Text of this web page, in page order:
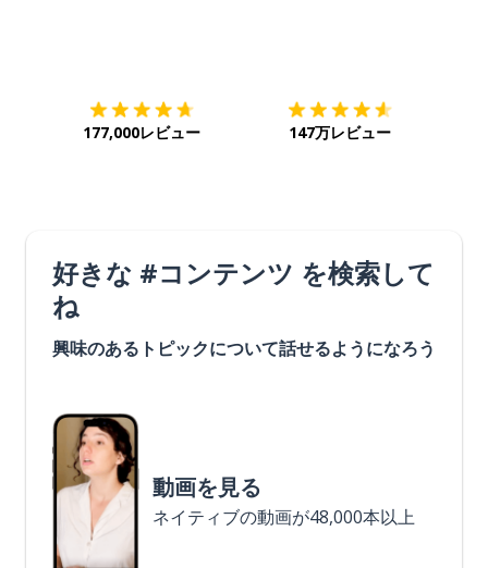
177,000レビュー 147万レビュー
好きな #コンテンツ を検索して
ね
興味のあるトピックについて話せるようになろう
動画を見る
ネイティブの動画が48,000本以上